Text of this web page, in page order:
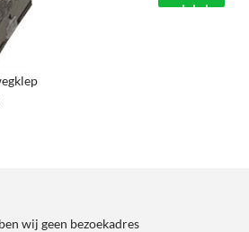
winkelmand
wij geen bezoekadres